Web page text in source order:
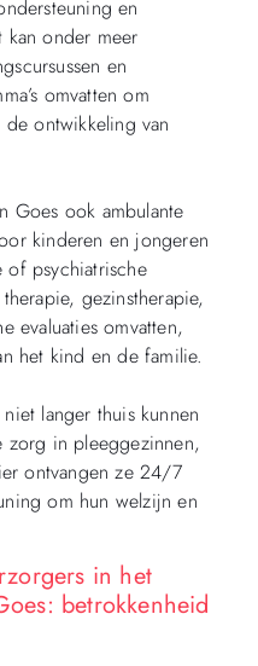
en
onder meer
en
omvatten om
ontwikkeling van
Goes ook ambulante
kinderen en jongeren
of psychiatrische
gezinstherapie,
evaluaties omvatten,
het kind en de familie.
langer thuis kunnen
zorg in pleeggezinnen,
ontvangen ze 24/7
om hun welzijn en
in het
betrokkenheid